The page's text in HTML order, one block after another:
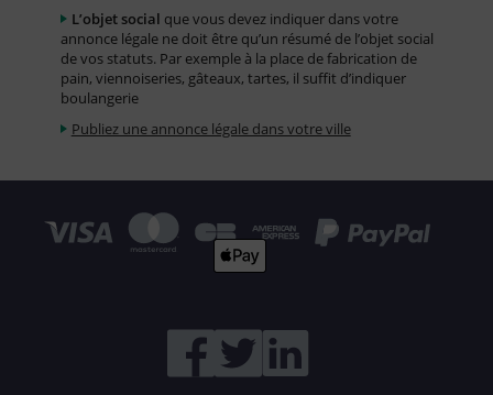
L’objet social que vous devez indiquer dans votre
annonce légale ne doit être qu’un résumé de l’objet social
de vos statuts. Par exemple à la place de fabrication de
pain, viennoiseries, gâteaux, tartes, il suffit d’indiquer
boulangerie
Publiez une annonce légale dans votre ville